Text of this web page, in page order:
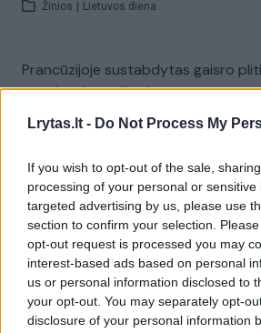
Lrytas.lt - Do Not Process My
If you wish to opt-out of the sale,
processing of your personal or
targeted advertising by us, please use
section to confirm your selection.
opt-out request is processed you may
interest-based ads based on personal
us or personal information disclosed to
your opt-out. You may separately opt-
disclosure of your personal information
Žinios Lietuvos diena
Prancūzijoje sustabdytas gaisro
pavojus dar neišnyko
Žinios | Pasaulis
Visi įrašai
Žiūrimiausi